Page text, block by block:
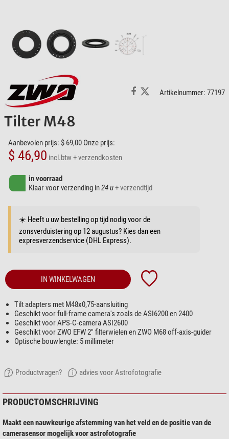
Artikelnummer: 77197
Tilter M48
Aanbevolen prijs: $ 69,00 Onze prijs:
$ 46,90 incl.btw+ verzendkosten
in voorraad
Klaar voor verzending in24 u+ verzendtijd
☀️ Heeft u uw bestelling op tijd nodig voor de
zonsverduistering op 12 augustus? Kies dan een
expresverzendservice (DHL Express).
IN WINKELWAGEN
Tilt adapters met M48x0,75-aansluiting
Geschikt voor full-frame camera's zoals de ASI6200 en 2400
Geschikt voor APS-C-camera ASI2600
Geschikt voor ZWO EFW 2" filterwielen en ZWO M68 off-axis-guider
Optische bouwlengte: 5 millimeter
Productvragen? advies voor Astrofotografie
PRODUCTOMSCHRIJVING
Maakt een nauwkeurige afstemming van het veld en de positie van de
camerasensor mogelijk voor astrofotografie